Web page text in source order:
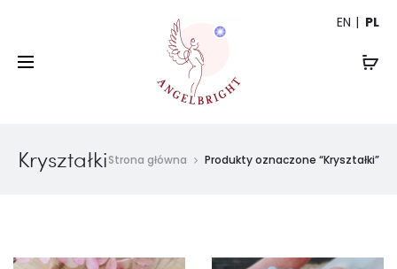
EN PL
KryształkiStrona główna Produkty oznaczone “Kryształki”